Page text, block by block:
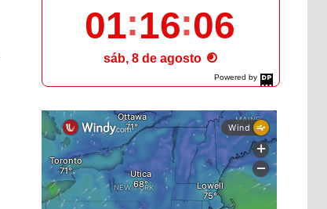
Powered by
DaysPedia.com
01 16 08
sáb, 8 de agosto